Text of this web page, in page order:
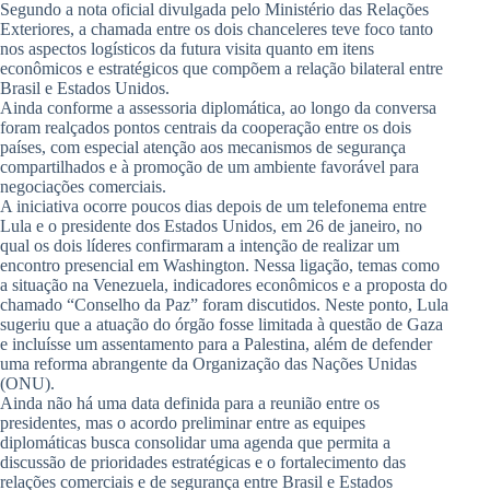
Segundo a nota oficial divulgada pelo Ministério das Relações
Exteriores, a chamada entre os dois chanceleres teve foco tanto
nos aspectos logísticos da futura visita quanto em itens
econômicos e estratégicos que compõem a relação bilateral entre
Brasil e Estados Unidos.
Ainda conforme a assessoria diplomática, ao longo da conversa
foram realçados pontos centrais da cooperação entre os dois
países, com especial atenção aos mecanismos de segurança
compartilhados e à promoção de um ambiente favorável para
negociações comerciais.
A iniciativa ocorre poucos dias depois de um telefonema entre
Lula e o presidente dos Estados Unidos, em 26 de janeiro, no
qual os dois líderes confirmaram a intenção de realizar um
encontro presencial em Washington. Nessa ligação, temas como
a situação na Venezuela, indicadores econômicos e a proposta do
chamado “Conselho da Paz” foram discutidos. Neste ponto, Lula
sugeriu que a atuação do órgão fosse limitada à questão de Gaza
e incluísse um assentamento para a Palestina, além de defender
uma reforma abrangente da Organização das Nações Unidas
(ONU).
Ainda não há uma data definida para a reunião entre os
presidentes, mas o acordo preliminar entre as equipes
diplomáticas busca consolidar uma agenda que permita a
discussão de prioridades estratégicas e o fortalecimento das
relações comerciais e de segurança entre Brasil e Estados